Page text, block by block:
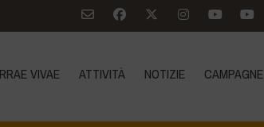
VIVAE ATTIVITÀ NOTIZIE CAMPAGNE